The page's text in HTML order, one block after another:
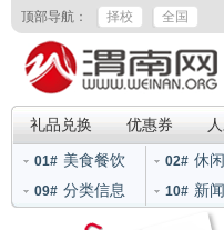
顶部导航： 择校 全国
礼品兑换 优惠券
01# 美食餐饮 02# 休
09# 分类信息 10# 新